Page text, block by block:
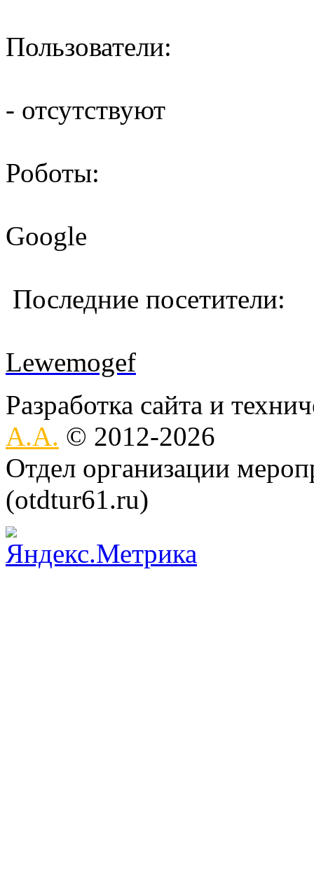
Пользователи:
- отсутствуют
Роботы:
Google
Последние посетители:
Lewemogef
Разработка сайта и
А.А. © 2012-2026
Отдел организации
(otdtur61.ru)